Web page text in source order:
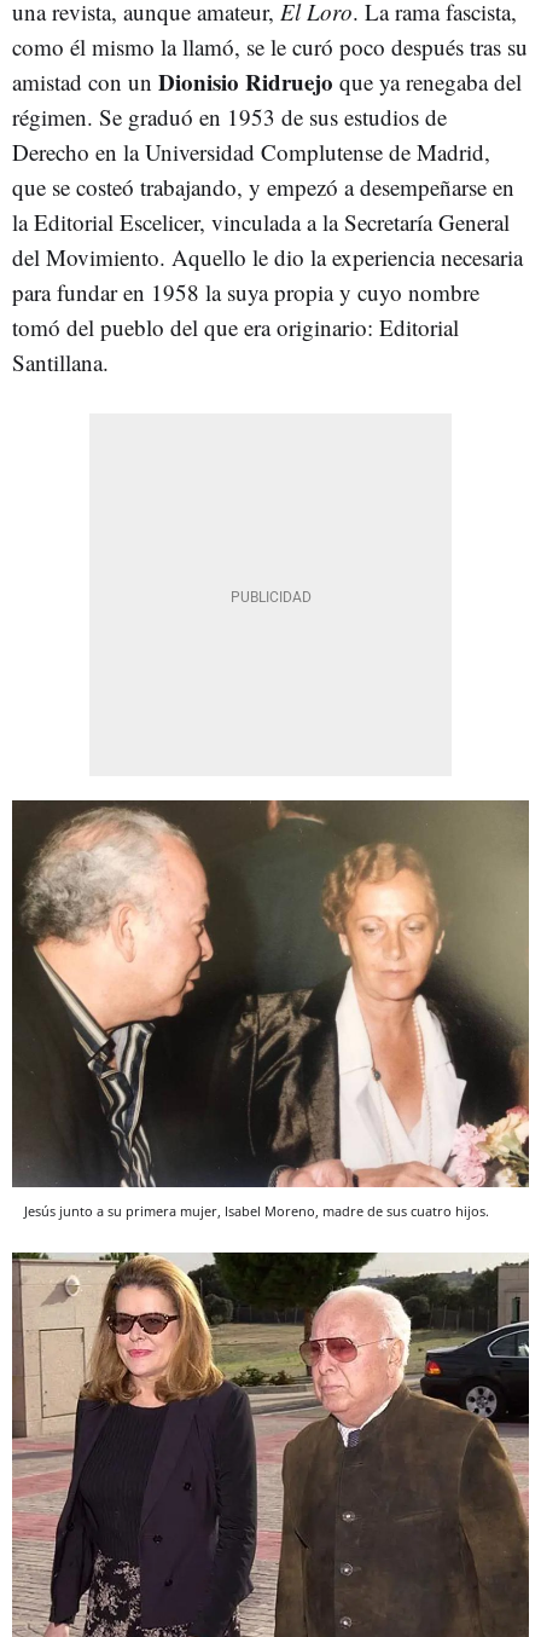
una revista, aunque amateur, El Loro. La rama fascista,
como él mismo la llamó, se le curó poco después tras su
amistad con un Dionisio Ridruejo que ya renegaba del
régimen. Se graduó en 1953 de sus estudios de
Derecho en la Universidad Complutense de Madrid,
que se costeó trabajando, y empezó a desempeñarse en
la Editorial Escelicer, vinculada a la Secretaría General
del Movimiento. Aquello le dio la experiencia necesaria
para fundar en 1958 la suya propia y cuyo nombre
tomó del pueblo del que era originario: Editorial
Santillana.
Jesús junto a su primera mujer, Isabel Moreno, madre de sus cuatro hijos.